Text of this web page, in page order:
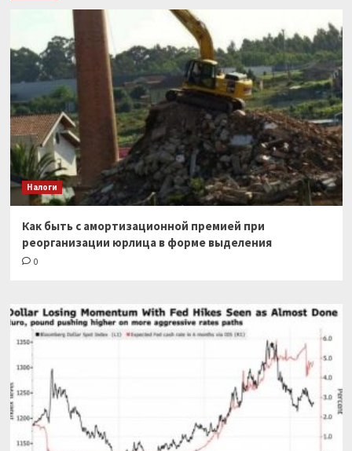
Налоги
Как быть с амортизационной премией при
реорганизации юрлица в форме выделения
0